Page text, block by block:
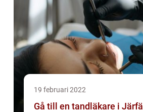
19 februari 2022
Gå till en tandläkare i